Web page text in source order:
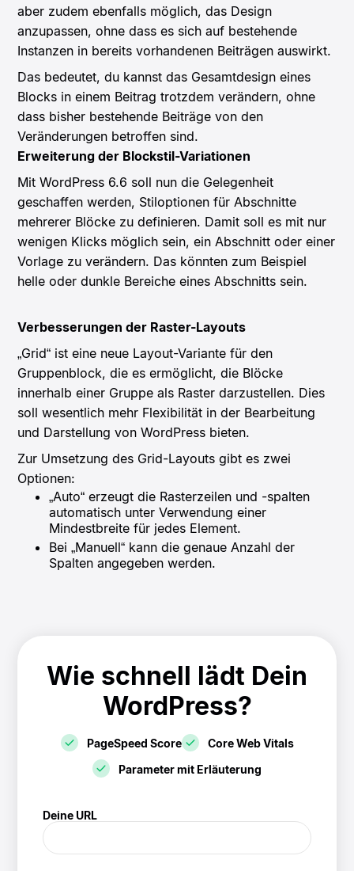
aber zudem ebenfalls möglich, das Design
anzupassen, ohne dass es sich auf bestehende
Instanzen in bereits vorhandenen Beiträgen auswirkt.
Das bedeutet, du kannst das Gesamtdesign eines
Blocks in einem Beitrag trotzdem verändern, ohne
dass bisher bestehende Beiträge von den
Veränderungen betroffen sind.
Erweiterung der Blockstil-Variationen
Mit WordPress 6.6 soll nun die Gelegenheit
geschaffen werden, Stiloptionen für Abschnitte
mehrerer Blöcke zu definieren. Damit soll es mit nur
wenigen Klicks möglich sein, ein Abschnitt oder einer
Vorlage zu verändern. Das könnten zum Beispiel
helle oder dunkle Bereiche eines Abschnitts sein.
Verbesserungen der Raster-Layouts
„Grid“ ist eine neue Layout-Variante für den
Gruppenblock, die es ermöglicht, die Blöcke
innerhalb einer Gruppe als Raster darzustellen. Dies
soll wesentlich mehr Flexibilität in der Bearbeitung
und Darstellung von WordPress bieten.
Zur Umsetzung des Grid-Layouts gibt es zwei
Optionen:
„Auto“ erzeugt die Rasterzeilen und -spalten
automatisch unter Verwendung einer
Mindestbreite für jedes Element.
Bei „Manuell“ kann die genaue Anzahl der
Spalten angegeben werden.
Wie schnell lädt Dein
WordPress?
PageSpeed Score
Core Web Vitals
Parameter mit Erläuterung
(/speedtest)
Deine URL